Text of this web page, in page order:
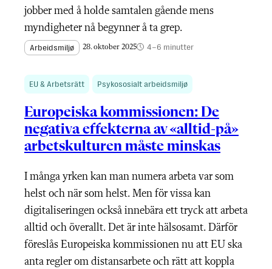
jobber med å holde samtalen gående mens
myndigheter nå begynner å ta grep.
Arbeidsmiljø 28. oktober 2025 4–6 minutter
EU & Arbetsrätt Psykososialt arbeidsmiljø
Europeiska kommissionen: De
negativa effekterna av «alltid-på»
arbetskulturen måste minskas
I många yrken kan man numera arbeta var som
helst och när som helst. Men för vissa kan
digitaliseringen också innebära ett tryck att arbeta
alltid och överallt. Det är inte hälsosamt. Därför
föreslås Europeiska kommissionen nu att EU ska
anta regler om distansarbete och rätt att koppla